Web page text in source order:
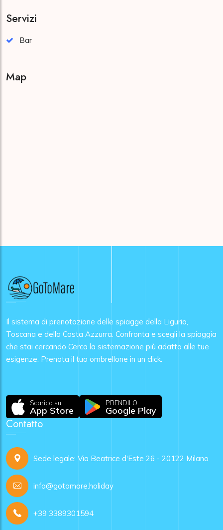
Servizi
Bar
Map
Il sistema di prenotazione delle spiagge della Liguria,
Toscana e della Costa Azzurra. Confronta e scegli la spiaggia
che stai cercando Cerca la sistemazione più adatta alle tue
esigenze. Prenota il tuo ombrellone in un click.
Scarica su
App Store
PRENDILO
Google Play
Contatto
Sede legale: Via Beatrice d'Este 26 - 20122 Milano
info@gotomare.holiday
+39 3389301594